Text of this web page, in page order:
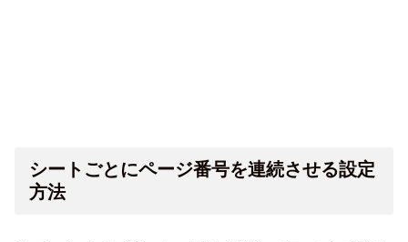
シートごとにページ番号を連続させる設定
方法